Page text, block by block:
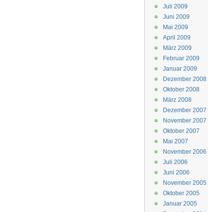
Juli 2009
Juni 2009
Mai 2009
April 2009
März 2009
Februar 2009
Januar 2009
Dezember 2008
Oktober 2008
März 2008
Dezember 2007
November 2007
Oktober 2007
Mai 2007
November 2006
Juli 2006
Juni 2006
November 2005
Oktober 2005
Januar 2005